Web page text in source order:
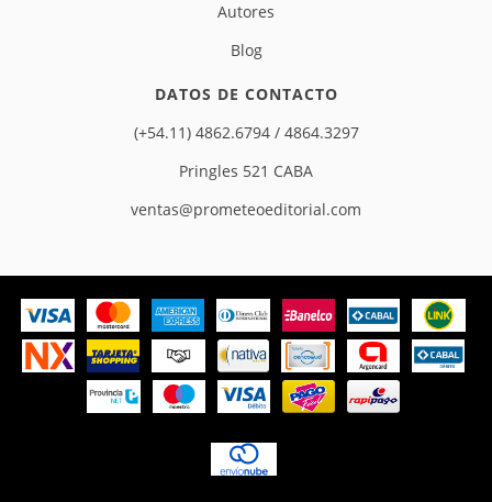
Autores
Blog
DATOS DE CONTACTO
(+54.11) 4862.6794 / 4864.3297
Pringles 521 CABA
ventas@prometeoeditorial.com